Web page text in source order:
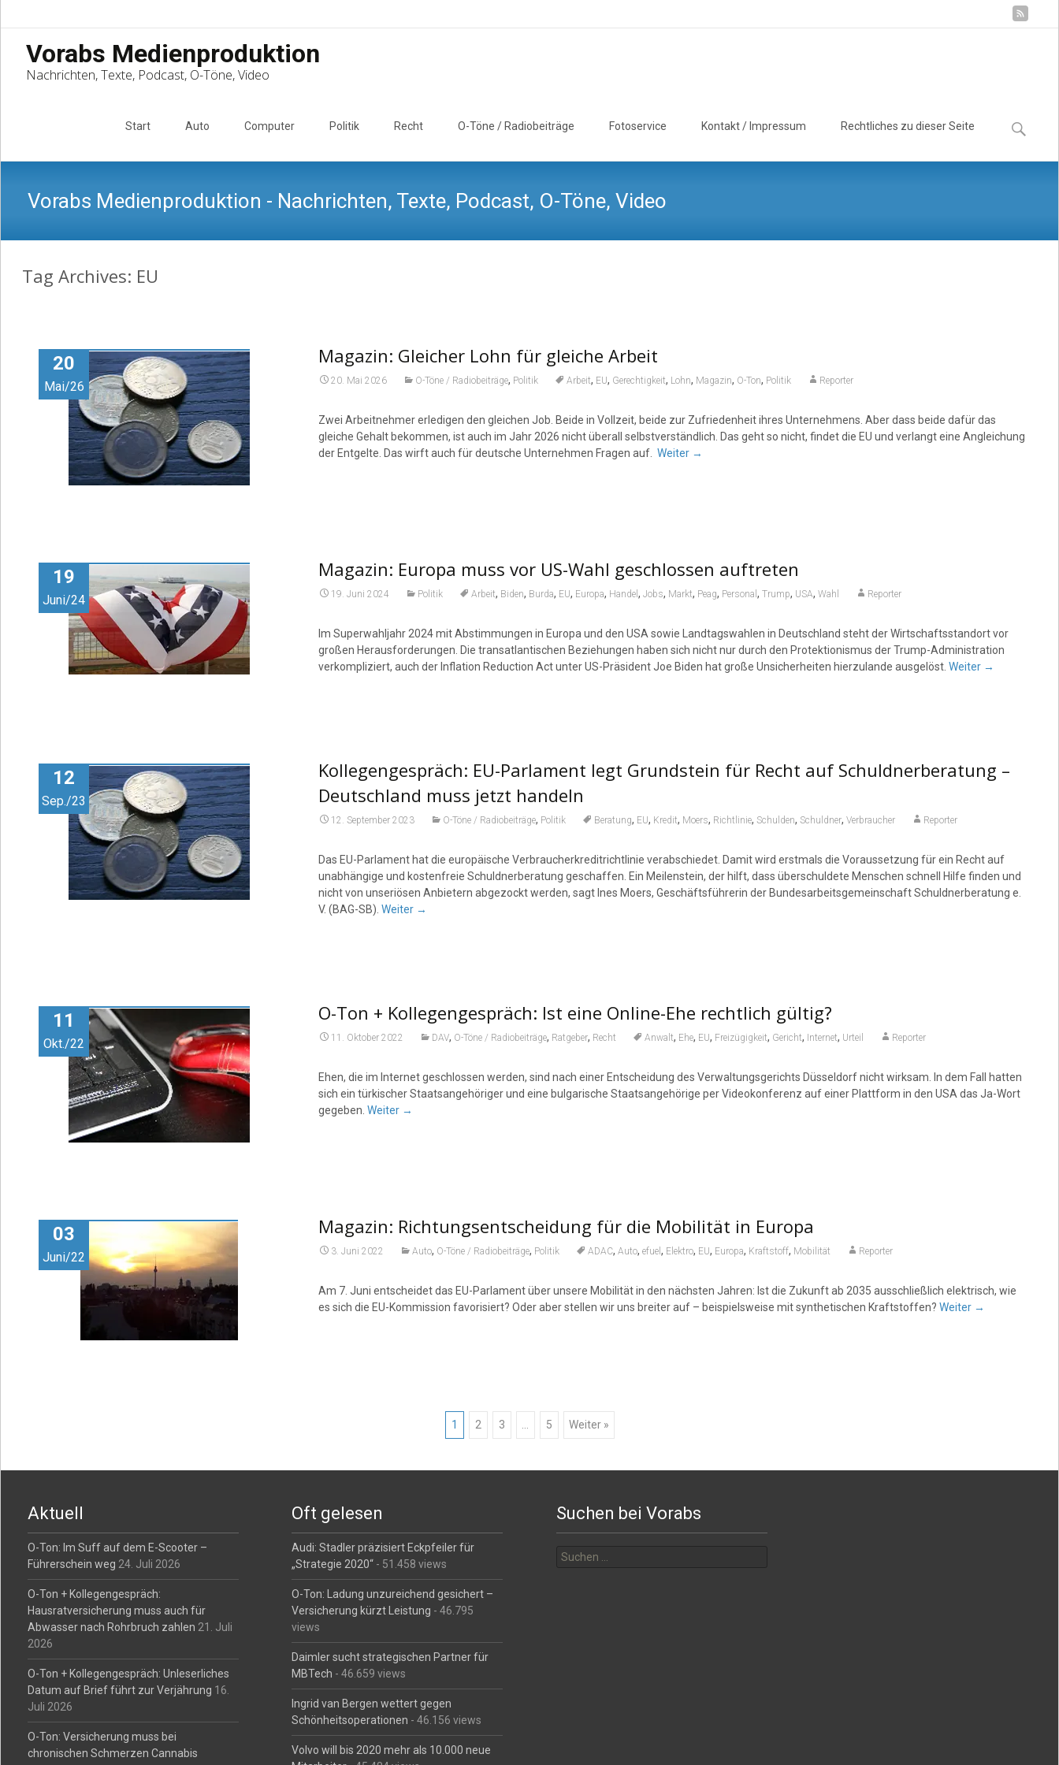
Vorabs Medienproduktion
Nachrichten, Texte, Podcast, O-Töne, Video
Start Auto Computer Politik Recht O-Töne / Radiobeiträge Fotoservice Kontakt / Impressum Rechtliches zu dieser Seite
Suchen
nach:
Vorabs Medienproduktion - Nachrichten, Texte, Podcast, O-Töne, Video
Tag Archives: EU
20
Mai/26
Magazin: Gleicher Lohn für gleiche Arbeit
20. Mai 2026 O-Töne / Radiobeiträge, Politik Arbeit, EU, Gerechtigkeit, Lohn, Magazin, O-Ton, Politik Reporter
Zwei Arbeitnehmer erledigen den gleichen Job. Beide in Vollzeit, beide zur Zufriedenheit ihres Unternehmens. Aber dass beide dafür das
gleiche Gehalt bekommen, ist auch im Jahr 2026 nicht überall selbstverständlich. Das geht so nicht, findet die EU und verlangt eine Angleichung
der Entgelte. Das wirft auch für deutsche Unternehmen Fragen auf. Weiter →
19
Juni/24
Magazin: Europa muss vor US-Wahl geschlossen auftreten
19. Juni 2024 Politik Arbeit, Biden, Burda, EU, Europa, Handel , Jobs, Markt, Peag, Personal , Trump, USA, Wahl Reporter
Im Superwahljahr 2024 mit Abstimmungen in Europa und den USA sowie Landtagswahlen in Deutschland steht der Wirtschaftsstandort vor
großen Herausforderungen. Die transatlantischen Beziehungen haben sich nicht nur durch den Protektionismus der Trump-Administration
verkompliziert, auch der Inflation Reduction Act unter US-Präsident Joe Biden hat große Unsicherheiten hierzulande ausgelöst. Weiter →
12
Sep./23
Kollegengespräch: EU-Parlament legt Grundstein für Recht auf Schuldnerberatung –
Deutschland muss jetzt handeln
12. September 2023 O-Töne / Radiobeiträge, Politik Beratung, EU, Kredit, Moers, Richtlinie, Schulden, Schuldner, Verbraucher Reporter
Das EU-Parlament hat die europäische Verbraucherkreditrichtlinie verabschiedet. Damit wird erstmals die Voraussetzung für ein Recht auf
unabhängige und kostenfreie Schuldnerberatung geschaffen. Ein Meilenstein, der hilft, dass überschuldete Menschen schnell Hilfe finden und
nicht von unseriösen Anbietern abgezockt werden, sagt Ines Moers, Geschäftsführerin der Bundesarbeitsgemeinschaft Schuldnerberatung e.
V. (BAG-SB). Weiter →
11
Okt./22
O-Ton + Kollegengespräch: Ist eine Online-Ehe rechtlich gültig?
11. Oktober 2022 DAV, O-Töne / Radiobeiträge, Ratgeber, Recht Anwalt, Ehe, EU, Freizügigkeit, Gericht, Internet, Urteil Reporter
Ehen, die im Internet geschlossen werden, sind nach einer Entscheidung des Verwaltungsgerichts Düsseldorf nicht wirksam. In dem Fall hatten
sich ein türkischer Staatsangehöriger und eine bulgarische Staatsangehörige per Videokonferenz auf einer Plattform in den USA das Ja-Wort
gegeben. Weiter →
03
Juni/22
Magazin: Richtungsentscheidung für die Mobilität in Europa
3. Juni 2022 Auto, O-Töne / Radiobeiträge, Politik ADAC, Auto, efuel , Elektro, EU, Europa, Kraftstoff, Mobilität Reporter
Am 7. Juni entscheidet das EU-Parlament über unsere Mobilität in den nächsten Jahren: Ist die Zukunft ab 2035 ausschließlich elektrisch, wie
es sich die EU-Kommission favorisiert? Oder aber stellen wir uns breiter auf – beispielsweise mit synthetischen Kraftstoffen? Weiter →
navigation
1 2 3 5 Weiter »
Aktuell
O-Ton: Im Suff auf dem E-Scooter –
Führerschein weg 24. Juli 2026
O-Ton + Kollegengespräch:
Hausratversicherung muss auch für
Abwasser nach Rohrbruch zahlen 21. Juli
2026
O-Ton + Kollegengespräch: Unleserliches
Datum auf Brief führt zur Verjährung 16.
Juli 2026
O-Ton: Versicherung muss bei
chronischen Schmerzen Cannabis
Oft gelesen
Audi: Stadler präzisiert Eckpfeiler für
„Strategie 2020“ - 51.458 views
O-Ton: Ladung unzureichend gesichert –
Versicherung kürzt Leistung - 46.795
views
Daimler sucht strategischen Partner für
MBTech - 46.659 views
Ingrid van Bergen wettert gegen
Schönheitsoperationen - 46.156 views
Volvo will bis 2020 mehr als 10.000 neue
Suchen bei Vorabs
nach: